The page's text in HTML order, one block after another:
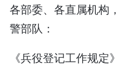
各部委、各直属机构
警部队：
《兵役登记工作规定